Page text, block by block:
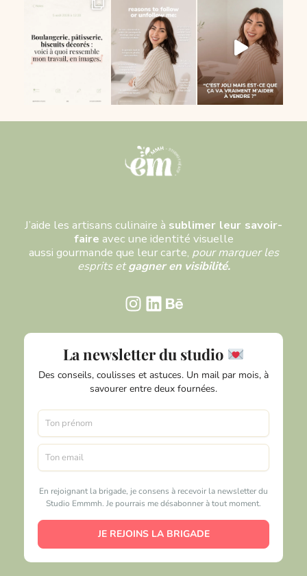
J’aide les artisans culinaire à sublimer leur savoir-
faire avec une identité visuelle
aussi gourmande que leur carte, pour marquer les
esprits etgagner en visibilité.
La newsletter du studio
Des conseils, coulisses et astuces. Un mail par mois, à
savourer entre deux fournées.
En rejoignant la brigade, je consens à recevoir la newsletter du
Studio Emmmh. Je pourrais me désabonner à tout moment.
JE REJOINS LA BRIGADE